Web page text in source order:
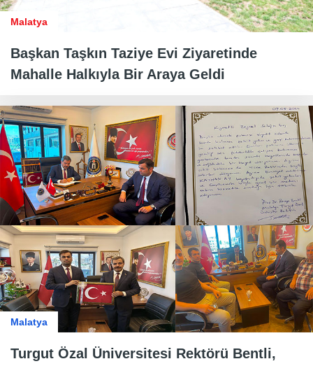
Malatya
Başkan Taşkın Taziye Evi Ziyaretinde
Mahalle Halkıyla Bir Araya Geldi
Malatya
Turgut Özal Üniversitesi Rektörü Bentli,